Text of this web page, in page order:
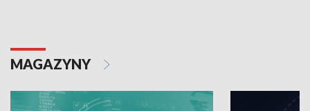
MAGAZYNY